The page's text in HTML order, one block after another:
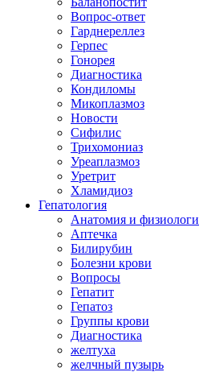
Вопрос-ответ
Гарднереллез
Герпес
Гонорея
Диагностика
Кондиломы
Микоплазмоз
Новости
Сифилис
Трихомониаз
Уреаплазмоз
Уретрит
Хламидиоз
Гепатология
Анатомия и
Аптечка
Билирубин
Болезни крови
Вопросы
Гепатит
Гепатоз
Группы крови
Диагностика
желтуха
желчный пузырь